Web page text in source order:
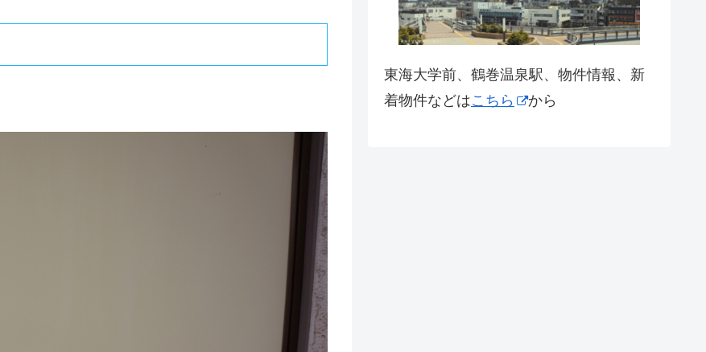
東海大学前、鶴巻温泉駅、物件情報、新
着物件などはこちら から